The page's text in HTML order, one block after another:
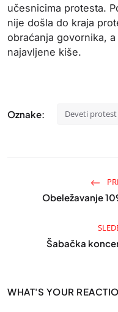
učesnicima protesta.
nije došla do kraja
obraćanja govornika,
najavljene kiše.
Oznake: Deveti
Obeležavanje
Šabačka
WHAT'S YOUR